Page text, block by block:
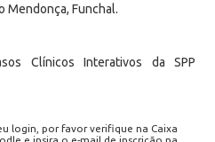
Mendonça, Funchal.
Clínicos Interativos da SPP
login, por favor verifique na Caixa
e insira o e-mail de inscrição na